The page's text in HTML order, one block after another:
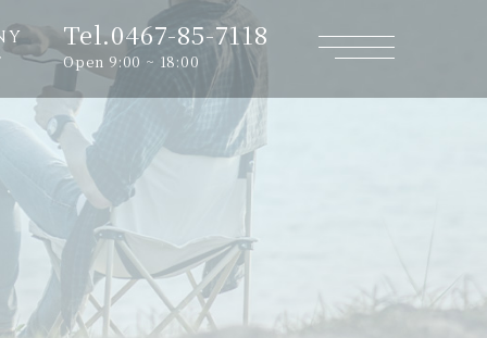
Tel.0467-85-7118
Open 9:00 ~ 18:00